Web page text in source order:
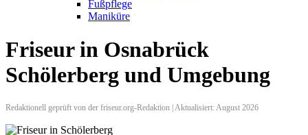
Fußpflege
Maniküre
Friseur in Osnabrück
Schölerberg und Umgebung
Redaktionell geprüft von der friseur.org-Redaktion | Aktualisiert: August 2026